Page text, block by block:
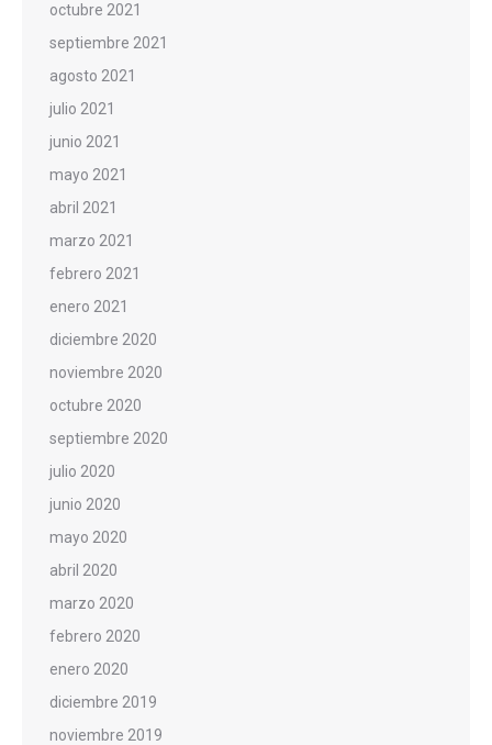
octubre 2021
septiembre 2021
agosto 2021
julio 2021
junio 2021
mayo 2021
abril 2021
marzo 2021
febrero 2021
enero 2021
diciembre 2020
noviembre 2020
octubre 2020
septiembre 2020
julio 2020
junio 2020
mayo 2020
abril 2020
marzo 2020
febrero 2020
enero 2020
diciembre 2019
noviembre 2019